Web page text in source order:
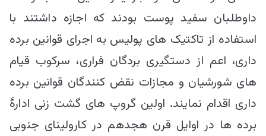
داوطلبان سفید پوست بودند که اجازه داشتند با
استفاده از تاکتیک های پولیس به اجرای قوانین برده
داری، اعم از دستگیری بردگان فراری، سرکوب قیام
های شورشیان و مجازات نقض کنندگان قوانین برده
داری اقدام نمایند. اولین گروپ های گشت زنی ادارۀ
برده ها در اوایل قرن هجدهم در کارولینای جنوبی